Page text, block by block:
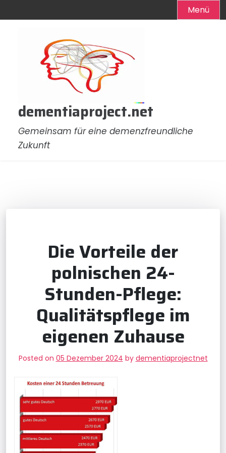
Menü
dementiaproject.net
Gemeinsam für eine demenzfreundliche
Zukunft
Die Vorteile der
polnischen 24-
Stunden-Pflege:
Qualitätspflege im
eigenen Zuhause
Posted on 05 Dezember 2024 by dementiaprojectnet